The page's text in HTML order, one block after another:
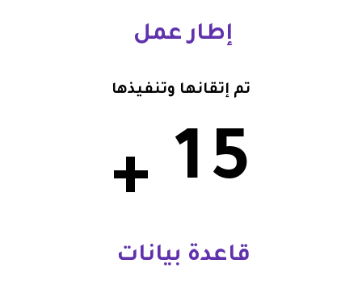
إطار عمل
تم إتقانها وتنفيذها
+ 15
قاعدة بيانات